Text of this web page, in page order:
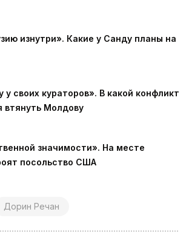
изнутри». Какие у Санду планы на
у своих кураторов». В какой конфликт
втянуть Молдову
значимости». На месте
посольство США
Дорин Речан